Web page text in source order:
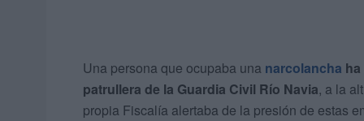
Una persona que ocupaba una narcolancha
patrullera de la Guardia Civil Río Navia, a la
propia Fiscalía alertaba de la presión de estas